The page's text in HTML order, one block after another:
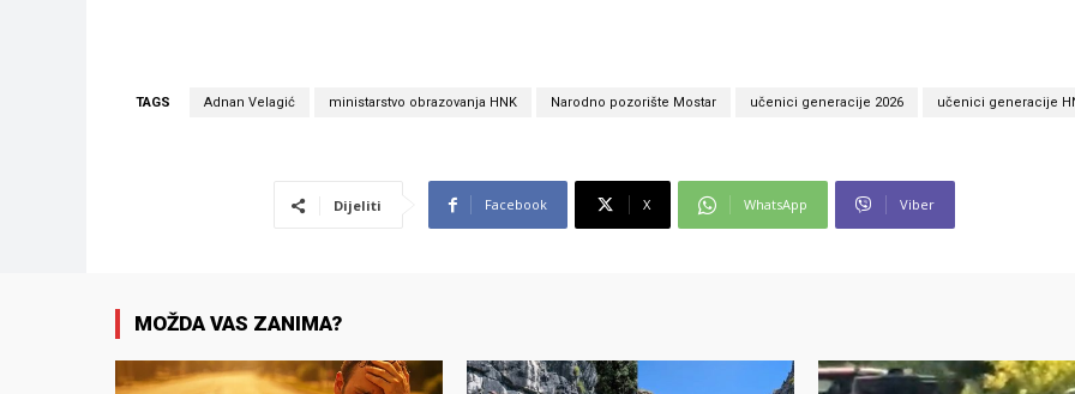
TAGS Adnan Velagić ministarstvo obrazovanja HNK Narodno pozorište Mostar učenici generacije 2026 učenici generacije
Dijeliti Facebook X WhatsApp Viber
MOŽDA VAS ZANIMA?